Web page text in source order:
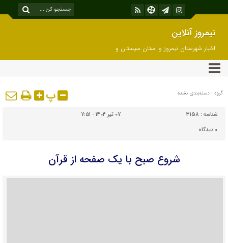
نیمروز آنلاین
اخبار شهرستان نیمروز و استان سیستان و
بلوچستان
گروه : دسته‌بندی نشده پ
شناسه : 3158
۰۷ تیر ۱۴۰۴ - ۷:۵۱
۰ دیدگاه
شروع صبح با یک صفحه از قرآن